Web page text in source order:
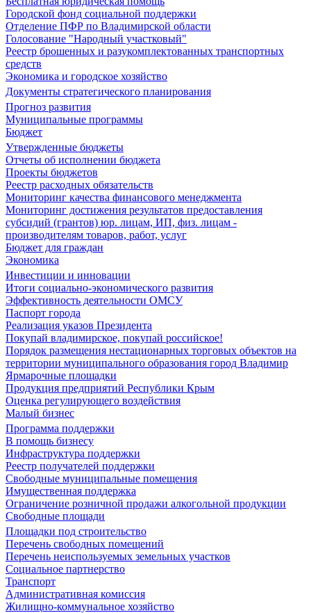
Городской фонд социальной поддержки
Отделение ПФР по Владимирской области
Голосование "Народный участковый"
Реестр брошенных и разукомплектованных транспортных
средств
Экономика и городское хозяйство
Документы стратегического планирования
Прогноз развития
Муниципальные программы
Бюджет
Утвержденные бюджеты
Отчеты об исполнении бюджета
Проекты бюджетов
Реестр расходных обязательств
Мониторинг качества финансового менеджмента
Мониторинг достижения результатов предоставления
субсидий (грантов) юр. лицам, ИП, физ. лицам -
производителям товаров, работ, услуг
Бюджет для граждан
Экономика
Инвестиции и инновации
Итоги социально-экономического развития
Эффективность деятельности ОМСУ
Паспорт города
Реализация указов Президента
Покупай владимирское, покупай российское!
Порядок размещения нестационарных торговых объектов на
территории муниципального образования город Владимир
Ярмарочные площадки
Продукция предприятий Республики Крым
Оценка регулирующего воздействия
Малый бизнес
Программа поддержки
В помощь бизнесу
Инфраструктура поддержки
Реестр получателей поддержки
Свободные муниципальные помещения
Имущественная поддержка
Ограничение розничной продажи алкогольной продукции
Свободные площади
Площадки под строительство
Перечень свободных помещений
Перечень неиспользуемых земельных участков
Социальное партнерство
Транспорт
Административная комиссия
Жилищно-коммунальное хозяйство